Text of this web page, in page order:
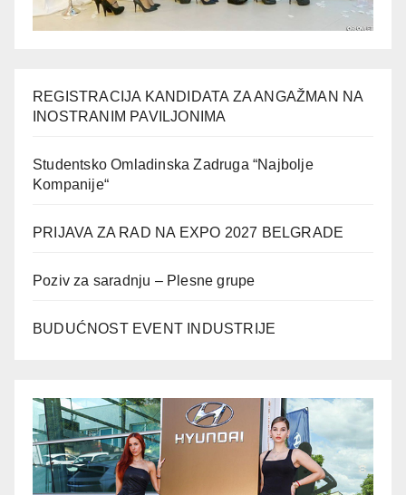
REGISTRACIJA KANDIDATA ZA ANGAŽMAN NA
INOSTRANIM PAVILJONIMA
Studentsko Omladinska Zadruga “Najbolje
Kompanije“
PRIJAVA ZA RAD NA EXPO 2027 BELGRADE
Poziv za saradnju – Plesne grupe
BUDUĆNOST EVENT INDUSTRIJE